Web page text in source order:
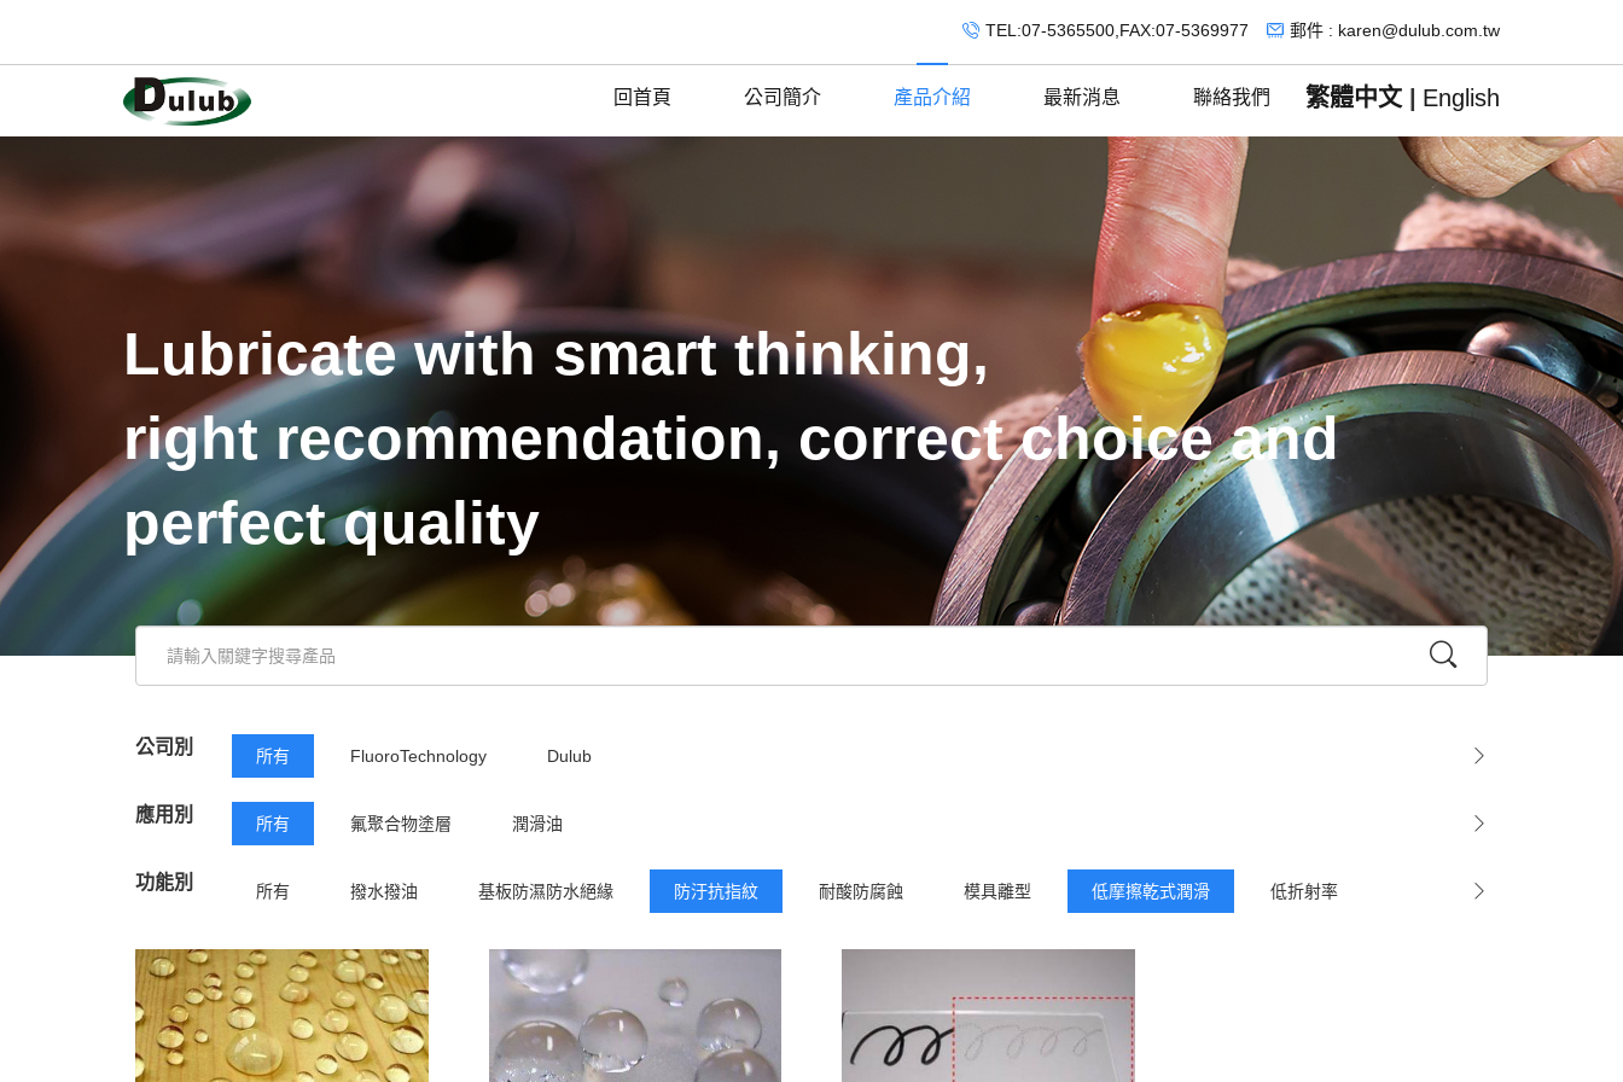
TEL:07-5365500,FAX:07-5369977 郵件 : karen@dulub.com.tw
回首頁 公司簡介 產品介紹 最新消息 聯絡我們 繁體中文 English
Lubricate with smart thinking,
right recommendation, correct choice and
perfect quality
公司別 所有 FluoroTechnology Dulub
應用別 所有 氟聚合物塗層 潤滑油
功能別 所有 撥水撥油 基板防濕防水絕緣 防汙抗指紋 耐酸防腐蝕 模具離型 低摩擦乾式潤滑 低折射率